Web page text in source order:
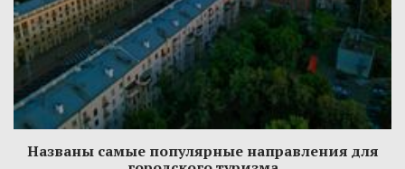
Названы самые популярные направления для